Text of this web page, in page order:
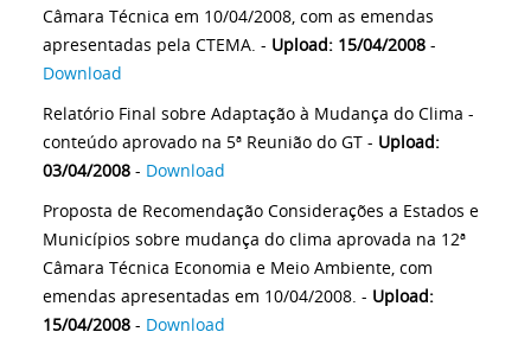
Câmara Técnica em 10/04/2008, com as emendas
apresentadas pela CTEMA. - Upload: 15/04/2008 -
Download
Relatório Final sobre Adaptação à Mudança do Clima -
conteúdo aprovado na 5ª Reunião do GT - Upload:
03/04/2008 - Download
Proposta de Recomendação Considerações a Estados e
Municípios sobre mudança do clima aprovada na 12ª
Câmara Técnica Economia e Meio Ambiente, com
emendas apresentadas em 10/04/2008. - Upload:
15/04/2008 - Download